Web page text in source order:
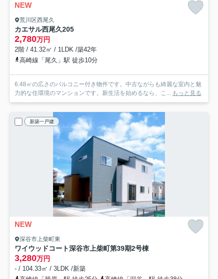
NEW
荒川区西尾久
カエサル西尾久205
2,780万円
2階 / 41.32㎡ / 1LDK /築42年
高崎線「尾久」駅 徒歩10分
6.48㎡の広さのバルコニー付き物件です。中古ながらも綺麗な室内と魅
力的な住環境のマンションです。新生活を始めるなら、こ... もっと見る
新築一戸建
NEW
深谷市上柴町東
ワイウッドコート深谷市上柴町第39期2号棟
3,280万円
- / 104.33㎡ / 3LDK /新築